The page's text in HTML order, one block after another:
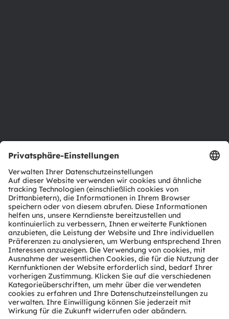
Produkt Selektor
Download Center
Tools
Kundenanfragen
Technischer Support
Partner Netzwerk
Whistleblowing
© 2026 ams-OSRAM AG. All rights reserved.